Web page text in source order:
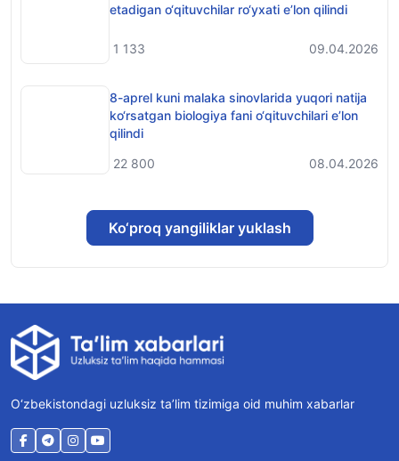
etadigan o‘qituvchilar ro‘yxati e’lon qilindi
1 133 09.04.2026
8-aprel kuni malaka sinovlarida yuqori natija
ko‘rsatgan biologiya fani o‘qituvchilari e’lon
qilindi
22 800
08.04.2026
Ko‘proq yangiliklar yuklash
O‘zbekistondagi uzluksiz ta’lim tizimiga oid muhim xabarlar